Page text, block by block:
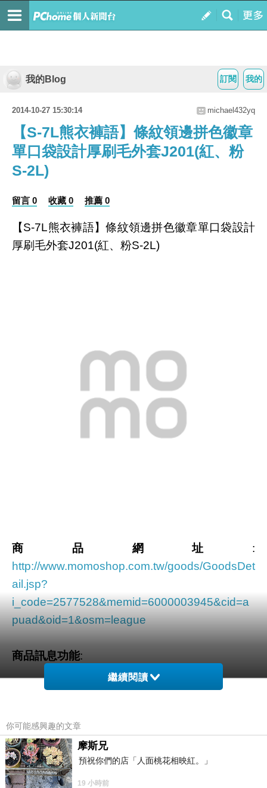
我的
訂閱
我的Blog
2014-10-27 15:30:14 michael432yq
【S-7L熊衣褲語】條紋領邊拼色徽章
單口袋設計厚刷毛外套J201(紅、粉
S-2L)
留言 0 收藏 0 推薦 0
【S-7L熊衣褲語】條紋領邊拼色徽章單口袋設計
厚刷毛外套J201(紅、粉S-2L)
商品網址 :
http://www.momoshop.com.tw/goods/GoodsDet
ail.jsp?
i_code=2577528&memid=6000003945&cid=a
puad&oid=1&osm=league
商品訊息功能:
胸前的小口袋與愛心圓徽
非常活潑且有朝氣的一款外套
繼續閱讀
你可能感興趣的文章
摩斯兄
預祝你們的店「人面桃花相映紅。」
19 小時前